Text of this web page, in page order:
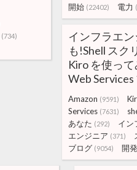
開始 (22402) 電力
(734)
インフラエ
も!Shell スク
Kiro を使っ
Web Services
Amazon (9591)
Services (7631)
あなた (292) イン
エンジニア (371)
ブログ (9054) 開発